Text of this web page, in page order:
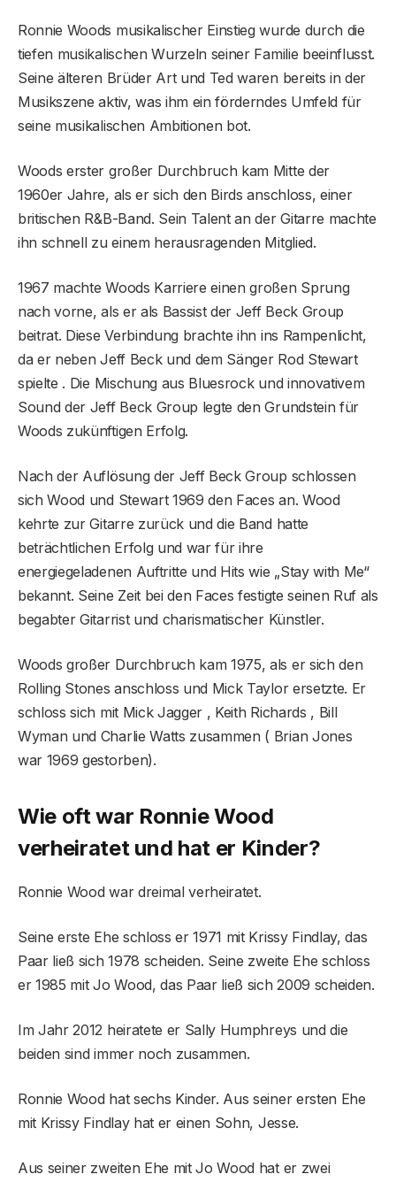
Ronnie Woods musikalischer Einstieg wurde durch die
tiefen musikalischen Wurzeln seiner Familie beeinflusst.
Seine älteren Brüder Art und Ted waren bereits in der
Musikszene aktiv, was ihm ein förderndes Umfeld für
seine musikalischen Ambitionen bot.
Woods erster großer Durchbruch kam Mitte der
1960er Jahre, als er sich den Birds anschloss, einer
britischen R&B-Band. Sein Talent an der Gitarre machte
ihn schnell zu einem herausragenden Mitglied.
1967 machte Woods Karriere einen großen Sprung
nach vorne, als er als Bassist der Jeff Beck Group
beitrat. Diese Verbindung brachte ihn ins Rampenlicht,
da er neben Jeff Beck und dem Sänger Rod Stewart
spielte . Die Mischung aus Bluesrock und innovativem
Sound der Jeff Beck Group legte den Grundstein für
Woods zukünftigen Erfolg.
Nach der Auflösung der Jeff Beck Group schlossen
sich Wood und Stewart 1969 den Faces an. Wood
kehrte zur Gitarre zurück und die Band hatte
beträchtlichen Erfolg und war für ihre
energiegeladenen Auftritte und Hits wie „Stay with Me“
bekannt. Seine Zeit bei den Faces festigte seinen Ruf als
begabter Gitarrist und charismatischer Künstler.
Woods großer Durchbruch kam 1975, als er sich den
Rolling Stones anschloss und Mick Taylor ersetzte. Er
schloss sich mit Mick Jagger , Keith Richards , Bill
Wyman und Charlie Watts zusammen ( Brian Jones
war 1969 gestorben).
Wie oft war Ronnie Wood
verheiratet und hat er Kinder?
Ronnie Wood war dreimal verheiratet.
Seine erste Ehe schloss er 1971 mit Krissy Findlay, das
Paar ließ sich 1978 scheiden. Seine zweite Ehe schloss
er 1985 mit Jo Wood, das Paar ließ sich 2009 scheiden.
Im Jahr 2012 heiratete er Sally Humphreys und die
beiden sind immer noch zusammen.
Ronnie Wood hat sechs Kinder. Aus seiner ersten Ehe
mit Krissy Findlay hat er einen Sohn, Jesse.
Aus seiner zweiten Ehe mit Jo Wood hat er zwei